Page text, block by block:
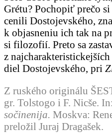
Grétu? Pochopiť prečo
cenili Dostojevského,
k objasneniu ich tak na
si filozofií. Preto sa
z
diel Dostojevského, pri
Z ruského originálu
gr. Tolstogo i F. Nicše.
sočinenija. Moskva:
preložil Juraj Dragašek.